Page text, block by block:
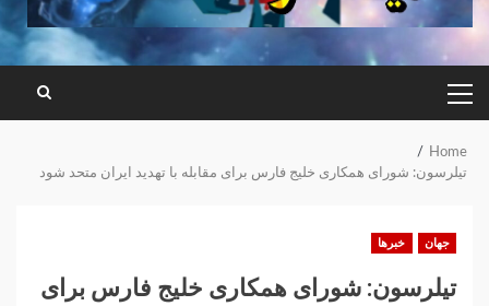
PRIMARY
MENU
Home
تیلرسون: شورای همکاری خلیج فارس برای مقابله با تهدید ایران متحد شود
جهان خبرها
تیلرسون: شورای همکاری خلیج فارس برای